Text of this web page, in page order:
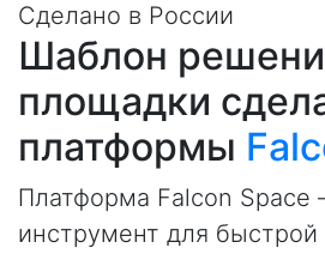
Сделано в России
Шаблон
площадки
платформы
Платформа Falcon Space
инструмент для быстрой